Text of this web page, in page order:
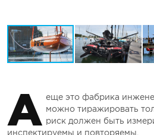
А еще это фабрика
можно тиражировать
риск должен быть
инспектируемы и повторяемы.